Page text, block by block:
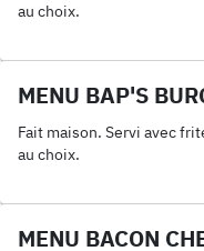
au choix.
MENU BAP'S
Fait maison. Servi avec
au choix.
MENU BACON